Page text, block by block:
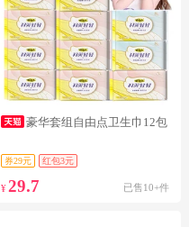
豪华套组自由点卫生巾12包
券29元 红包3元
¥29.7 已售10+件